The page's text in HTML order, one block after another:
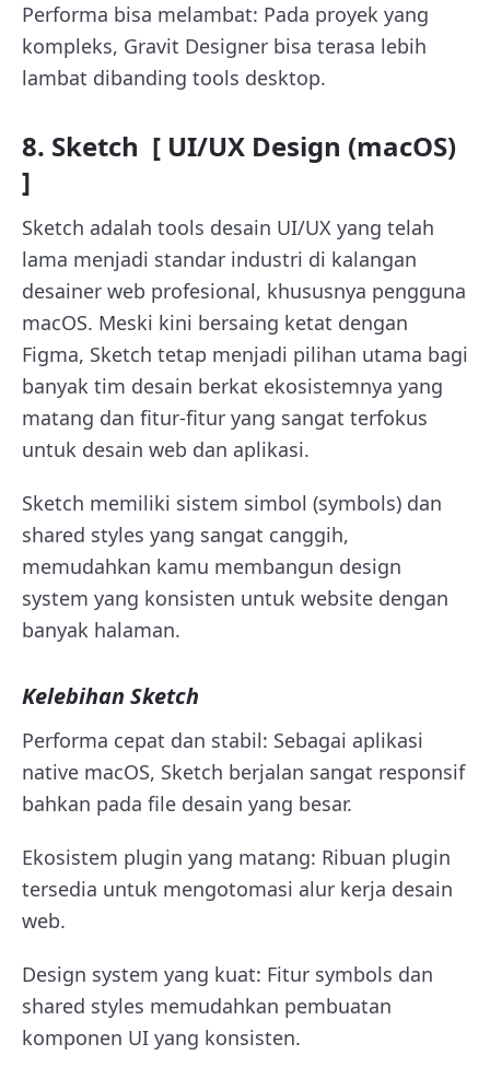
Performa bisa melambat: Pada proyek yang
kompleks, Gravit Designer bisa terasa lebih
lambat dibanding tools desktop.
8. Sketch [ UI/UX Design (macOS)
]
Sketch adalah tools desain UI/UX yang telah
lama menjadi standar industri di kalangan
desainer web profesional, khususnya pengguna
macOS. Meski kini bersaing ketat dengan
Figma, Sketch tetap menjadi pilihan utama bagi
banyak tim desain berkat ekosistemnya yang
matang dan fitur-fitur yang sangat terfokus
untuk desain web dan aplikasi.
Sketch memiliki sistem simbol (symbols) dan
shared styles yang sangat canggih,
memudahkan kamu membangun design
system yang konsisten untuk website dengan
banyak halaman.
Kelebihan Sketch
Performa cepat dan stabil: Sebagai aplikasi
native macOS, Sketch berjalan sangat responsif
bahkan pada file desain yang besar.
Ekosistem plugin yang matang: Ribuan plugin
tersedia untuk mengotomasi alur kerja desain
web.
Design system yang kuat: Fitur symbols dan
shared styles memudahkan pembuatan
komponen UI yang konsisten.